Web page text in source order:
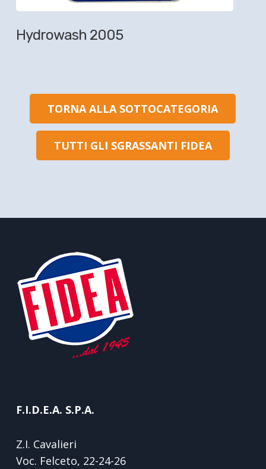
Hydrowash 2005
TORNA ALLA SOTTOCATEGORIA
TUTTI GLI SGRASSANTI FIDEA
F.I.D.E.A. S.P.A.
Z.I. Cavalieri
Voc. Felceto, 22-24-26